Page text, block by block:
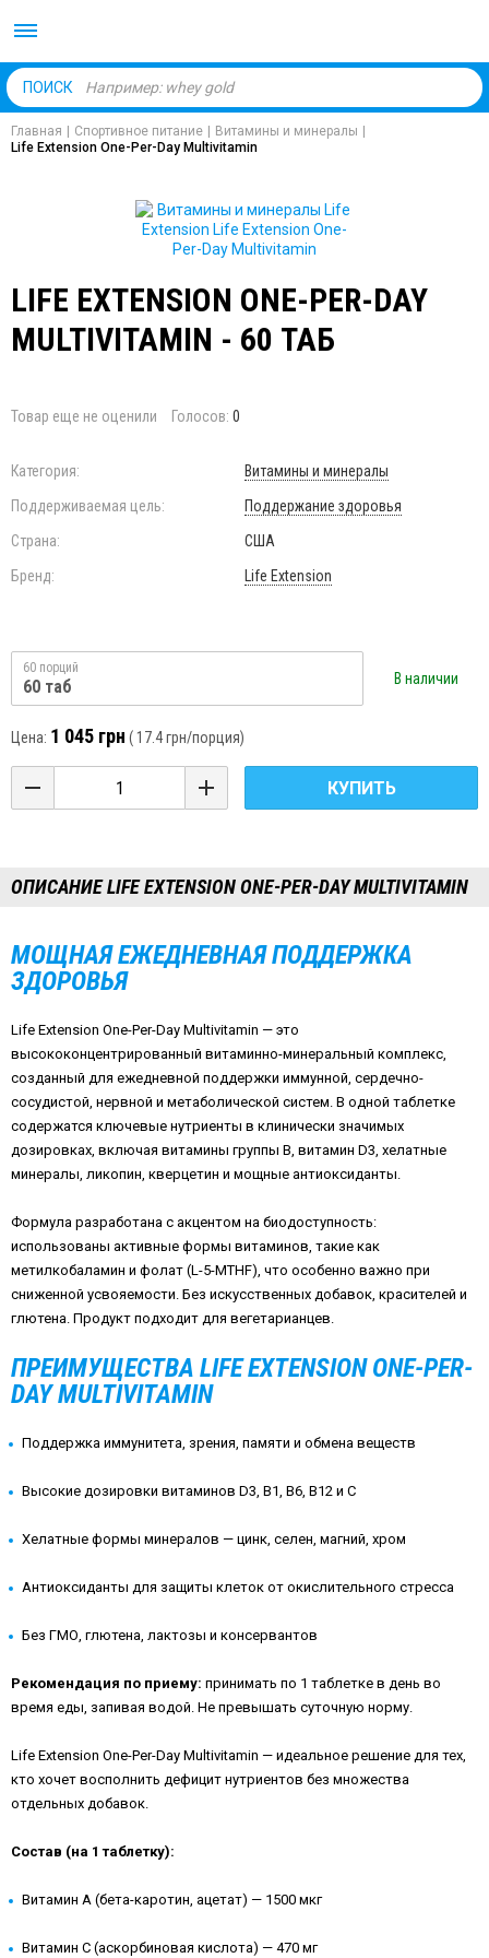
ПОИСК
Главная Спортивное питание Витамины и минералы
Life Extension One-Per-Day Multivitamin
LIFE EXTENSION ONE-PER-DAY
MULTIVITAMIN - 60 ТАБ
Товар еще не оценили Голосов: 0
Категория:
Витамины и минералы
Поддерживаемая цель:
Поддержание здоровья
Страна:
США
Бренд:
Life Extension
60 порций
60 таб В наличии
Цена: 1 045 грн ( 17.4 грн/порция)
КУПИТЬ
ОПИСАНИЕ LIFE EXTENSION ONE-PER-DAY MULTIVITAMIN
МОЩНАЯ ЕЖЕДНЕВНАЯ ПОДДЕРЖКА
ЗДОРОВЬЯ
Life Extension One-Per-Day Multivitamin — это
высококонцентрированный витаминно-минеральный комплекс,
созданный для ежедневной поддержки иммунной, сердечно-
сосудистой, нервной и метаболической систем. В одной таблетке
содержатся ключевые нутриенты в клинически значимых
дозировках, включая витамины группы B, витамин D3, хелатные
минералы, ликопин, кверцетин и мощные антиоксиданты.
Формула разработана с акцентом на биодоступность:
использованы активные формы витаминов, такие как
метилкобаламин и фолат (L-5-MTHF), что особенно важно при
сниженной усвояемости. Без искусственных добавок, красителей и
глютена. Продукт подходит для вегетарианцев.
ПРЕИМУЩЕСТВА LIFE EXTENSION ONE-PER-
DAY MULTIVITAMIN
Поддержка иммунитета, зрения, памяти и обмена веществ
Высокие дозировки витаминов D3, B1, B6, B12 и C
Хелатные формы минералов — цинк, селен, магний, хром
Антиоксиданты для защиты клеток от окислительного стресса
Без ГМО, глютена, лактозы и консервантов
Рекомендация по приему: принимать по 1 таблетке в день во
время еды, запивая водой. Не превышать суточную норму.
Life Extension One-Per-Day Multivitamin — идеальное решение для тех,
кто хочет восполнить дефицит нутриентов без множества
отдельных добавок.
Состав (на 1 таблетку):
Витамин A (бета-каротин, ацетат) — 1500 мкг
Витамин C (аскорбиновая кислота) — 470 мг